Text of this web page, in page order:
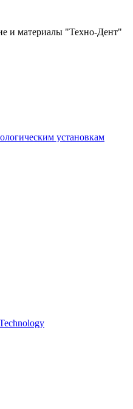
и материалы "Техно-Дент"
установкам